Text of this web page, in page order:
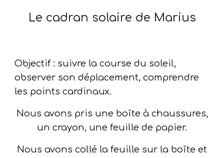
Le cadran solaire de Marius
Objectif : suivre la course du soleil,
observer son déplacement, comprendre
les points cardinaux.
Nous avons pris une boîte à chaussures,
un crayon, une feuille de papier.
Nous avons collé la feuille sur la boîte et